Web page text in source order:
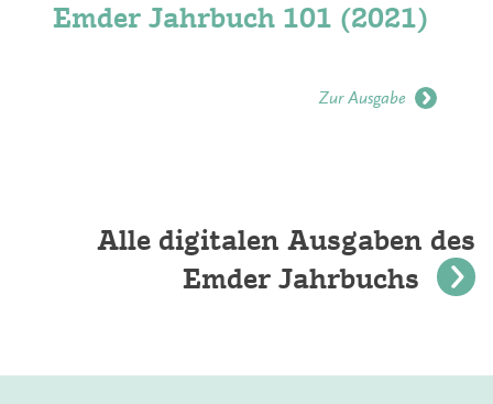
Emder Jahrbuch 101 (2021)
Zur Ausgabe
Alle digitalen Ausgaben des
Emder Jahrbuchs